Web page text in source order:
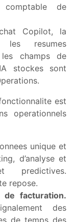
comptable de
Copilot, la
resumes
les champs de
stockes sont
est
operationnels
unique et
d’analyse et
predictives.
repose.
facturation.
des
de temps des